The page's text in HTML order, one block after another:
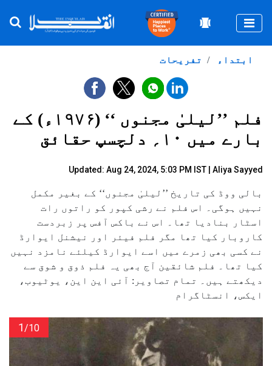
تفریحات ابتداء
فلم ’’لیلیٰ مجنوں ‘‘ (۱۹۷۶ء) کے
بارے میں ۱۰؍ دلچسپ حقائق
Updated: Aug 24, 2024, 5:03 PM IST | Aliya Sayyed
بالی ووڈ کی تاریخ ’’لیلیٰ مجنوں‘‘ کے بغیر مکمل
نہیں ہوگی۔ اس فلم نے رشی کپور کو راتوں رات
اسٹار بنادیا تھا۔ اس نے باکس آفس پر زبردست
کاروبار کیا تھا مگر فلم فیئر اور نیشنل ایوارڈ
نے کسی بھی زمرے میں اسے ایوارڈ کیلئے نامزد نہیں
کیا تھا۔ فلم شائقین آج بھی یہ فلم ذوق و شوق سے
دیکھتے ہیں۔ تمام تصاویر: آئی این این، یوٹیوب،
ایکس، انسٹاگرام
1/10